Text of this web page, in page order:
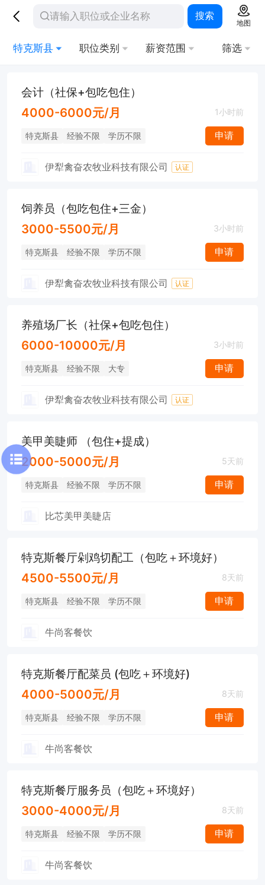
搜索
地图
特克斯县 职位类别 薪资范围 筛选
会计（社保+包吃包住）
4000-6000元/月 1小时前
特克斯县 经验不限 学历不限 申请
伊犁禽奋农牧业科技有限公司 认证
饲养员（包吃包住+三金）
3000-5500元/月 3小时前
特克斯县 经验不限 学历不限 申请
伊犁禽奋农牧业科技有限公司 认证
养殖场厂长（社保+包吃包住）
6000-10000元/月 3小时前
特克斯县 经验不限 大专 申请
伊犁禽奋农牧业科技有限公司 认证
美甲美睫师 （包住+提成）
2000-5000元/月 5天前
特克斯县 经验不限 学历不限 申请
比芯美甲美睫店
特克斯餐厅剁鸡切配工（包吃＋环境好）
4500-5500元/月 8天前
特克斯县 经验不限 学历不限 申请
牛尚客餐饮
特克斯餐厅配菜员 (包吃＋环境好)
4000-5000元/月 8天前
特克斯县 经验不限 学历不限 申请
牛尚客餐饮
特克斯餐厅服务员（包吃＋环境好）
3000-4000元/月 8天前
特克斯县 经验不限 学历不限 申请
牛尚客餐饮